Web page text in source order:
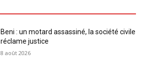
Beni : un motard assassiné, la société civile
réclame justice
8 août 2026